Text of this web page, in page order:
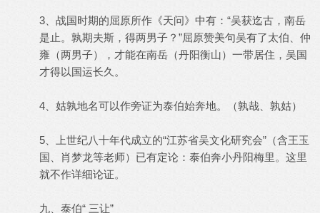
3、战国时期的屈原所作《天问》中有：“吴获迄古，南岳
是止。孰期夫斯，得两男子？”屈原赞美句吴有了太伯、仲
雍（两男子），才能在南岳（丹阳衡山）一带居住，吴国
才得以国运长久。
4、姑孰地名可以作旁证为泰伯始奔地。（孰哉、孰姑）
5、上世纪八十年代成立的“江苏省吴文化研究会”（含王玉
国、肖梦龙等老师）已有定论：泰伯奔小丹阳梅里。这里
就不作详细论证。
九、泰伯“ 三让”